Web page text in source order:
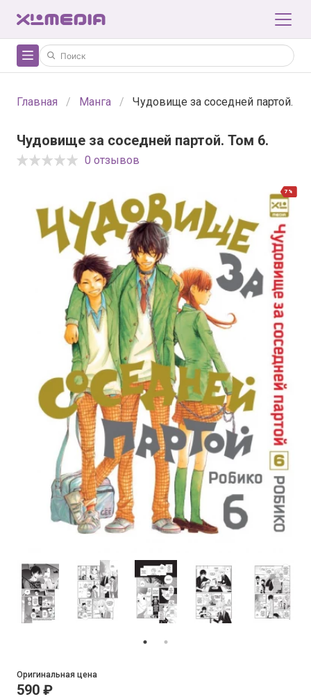
Главная Манга Чудовище за соседней партой.
Чудовище за соседней партой. Том 6.
0 отзывов
7%
Оригинальная цена
590 ₽